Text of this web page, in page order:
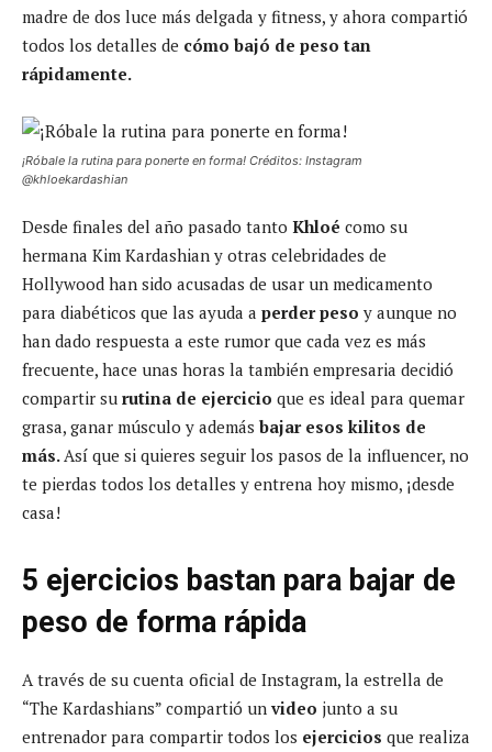
madre de dos luce más delgada y fitness, y ahora compartió
todos los detalles de cómo bajó de peso tan
rápidamente.
¡Róbale la rutina para ponerte en forma! Créditos: Instagram
@khloekardashian
Desde finales del año pasado tanto Khloé como su
hermana Kim Kardashian y otras celebridades de
Hollywood han sido acusadas de usar un medicamento
para diabéticos que las ayuda a perder peso y aunque no
han dado respuesta a este rumor que cada vez es más
frecuente, hace unas horas la también empresaria decidió
compartir su rutina de ejercicio que es ideal para quemar
grasa, ganar músculo y además bajar esos kilitos de
más. Así que si quieres seguir los pasos de la influencer, no
te pierdas todos los detalles y entrena hoy mismo, ¡desde
casa!
5 ejercicios bastan para bajar de
peso de forma rápida
A través de su cuenta oficial de Instagram, la estrella de
“The Kardashians” compartió un video junto a su
entrenador para compartir todos los ejercicios que realiza